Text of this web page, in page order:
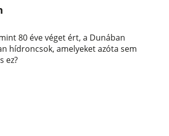
80 éve véget ért, a Dunában
hídroncsok, amelyeket azóta sem
ez?